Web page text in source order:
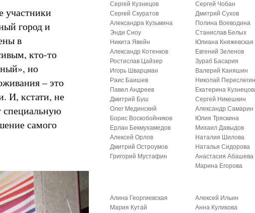
участники
город и
в
кто-то
но
– это
И, кстати, не
специальную
самого
Сергей Кузнецов
Сергей Скуратов
Александра Кузьмина
Энди Сноу
Никита Явейн
Александр Котенков
Ростислав Цайзер
Игорь Шварцман
Раис Баишев
Павел Андреев
Дмитрий Буш
Олег Мединский
Борис Воскобойников
Ерлан Бекмухамедов
Алексей Орлов
Дмитрий Остроумов
Григорий Мустафин
Сергей Чобан
Дмитрий Сухов
Полина Воеводина
Станислав Белых
Юлиана Княжевская
Евгений Зеленов
Зураб Басария
Валерий Каняшин
Николай
Екатерина
Сергей Никешкин
Александр Самарин
Юлия Тряскина
Михаил Давыдов
Наталия Шилова
Наталья Сидорова
Анастасия Абашева
Марина Егорова
Алина Георгиевская
Мария Кутай
Алексей Ильин
Анна Куликова